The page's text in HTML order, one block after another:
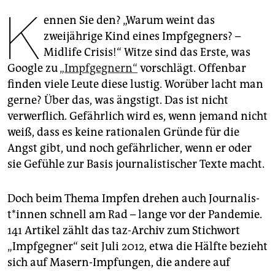
abo
genossenschaft
epaper login
K ennen Sie den? „Warum weint das
zweijährige Kind eines Impfgegners? –
Midlife Crisis!“ Witze sind das Erste, was
Google zu„Impfgegnern“ vorschlägt. Offenbar
finden viele Leute diese lustig. Worüber lacht man
gerne? Über das, was ängstigt. Das ist nicht
verwerflich. Gefährlich wird es, wenn jemand nicht
weiß, dass es keine rationalen Gründe für die
Angst gibt, und noch gefährlicher, wenn er oder
sie Gefühle zur Basis journalistischer Texte macht.
Doch beim Thema Impfen drehen auch Jour­na­lis­
t*in­nen schnell am Rad – lange vor der Pandemie.
141 Artikel zählt das taz-Archiv zum Stichwort
„Impfgegner“ seit Juli 2012, etwa die Hälfte bezieht
sich auf Masern-Impfungen, die andere auf